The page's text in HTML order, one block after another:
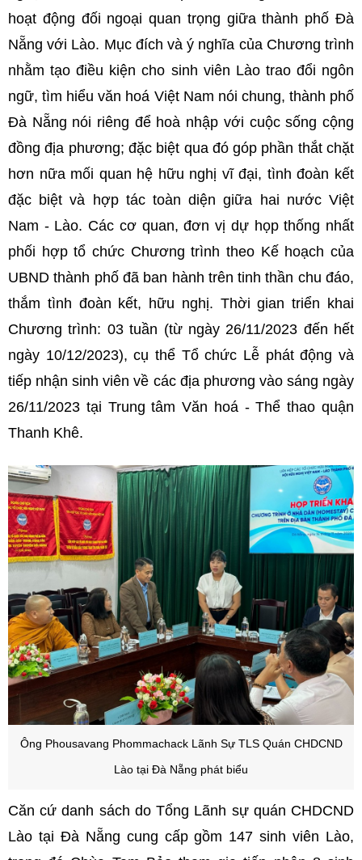
hoạt động đối ngoại quan trọng giữa thành phố Đà
Nẵng với Lào. Mục đích và ý nghĩa của Chương trình
nhằm tạo điều kiện cho sinh viên Lào trao đổi ngôn
ngữ, tìm hiểu văn hoá Việt Nam nói chung, thành phố
Đà Nẵng nói riêng để hoà nhập với cuộc sống cộng
đồng địa phương; đặc biệt qua đó góp phần thắt chặt
hơn nữa mối quan hệ hữu nghị vĩ đại, tình đoàn kết
đặc biệt và hợp tác toàn diện giữa hai nước Việt
Nam - Lào. Các cơ quan, đơn vị dự họp thống nhất
phối hợp tổ chức Chương trình theo Kế hoạch của
UBND thành phố đã ban hành trên tinh thần chu đáo,
thắm tình đoàn kết, hữu nghị. Thời gian triển khai
Chương trình: 03 tuần (từ ngày 26/11/2023 đến hết
ngày 10/12/2023), cụ thể Tổ chức Lễ phát động và
tiếp nhận sinh viên về các địa phương vào sáng ngày
26/11/2023 tại Trung tâm Văn hoá - Thể thao quận
Thanh Khê.
Ông Phousavang Phommachack Lãnh Sự TLS Quán CHDCND
Lào tại Đà Nẵng phát biểu
Căn cứ danh sách do Tổng Lãnh sự quán CHDCND
Lào tại Đà Nẵng cung cấp gồm 147 sinh viên Lào,